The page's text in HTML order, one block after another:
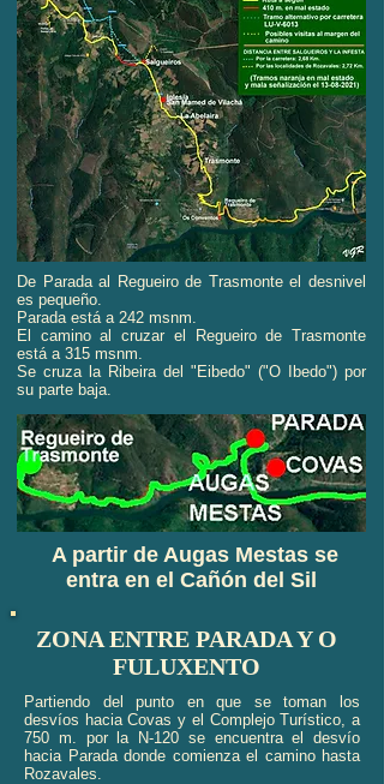
De Parada al Regueiro de Trasmonte el desnivel
es pequeño.
Parada está a 242 msnm.
El camino al cruzar el Regueiro de Trasmonte
está a 315 msnm.
Se cruza la Ribeira del "Eibedo" ("O Ibedo") por
su parte baja.
A partir de Augas Mestas se
entra en el Cañón del Sil
ZONA ENTRE PARADA Y O
FULUXENTO
Partiendo del punto en que se toman los
desvíos hacia Covas y el Complejo Turístico, a
750 m. por la N-120 se encuentra el desvío
hacia Parada donde comienza el camino hasta
Rozavales.